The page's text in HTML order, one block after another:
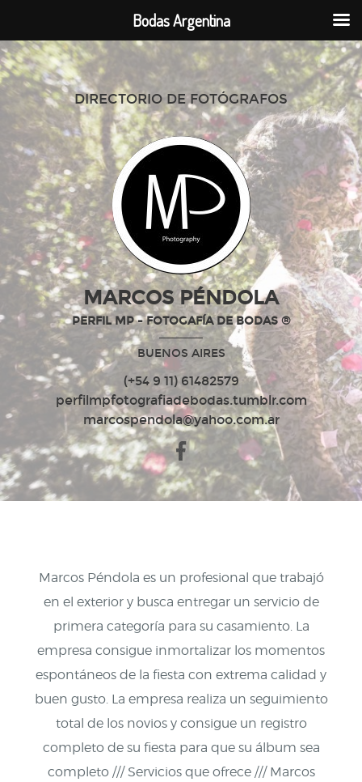
DIRECTORIO DE FOTÓGRAFOS
MARCOS PÉNDOLA
PERFIL MP - FOTOGAFÍA DE BODAS ®
BUENOS AIRES
(+54 9 11) 61482579
perfilmpfotografiadebodas.tumblr.com
marcospendola@yahoo.com.ar
Marcos Péndola es un profesional que trabajó
en el exterior y busca entregar un servicio de
primera categoría para su casamiento. La
empresa consigue inmortalizar los momentos
espontáneos de la fiesta con extrema calidad y
buen gusto. La empresa realiza un seguimiento
total de los novios y consigue un registro
completo de su fiesta para que su álbum sea
completo /// Servicios que ofrece /// Marcos
Bodas Argentina